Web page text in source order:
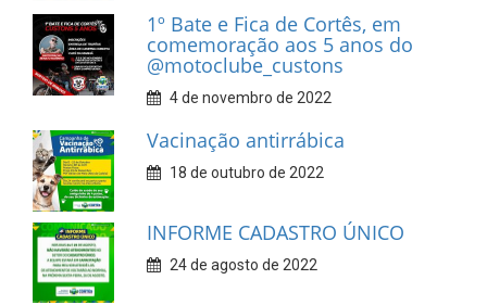
1º Bate e Fica de Cortês, em
comemoração aos 5 anos do
@motoclube_custons
4 de novembro de 2022
Vacinação antirrábica
18 de outubro de 2022
INFORME CADASTRO ÚNICO
24 de agosto de 2022